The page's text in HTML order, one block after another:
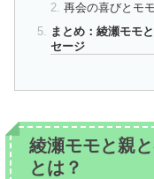
再会の喜びとモ
まとめ：綾瀬モモ
セージ
綾瀬モモと親
とは？